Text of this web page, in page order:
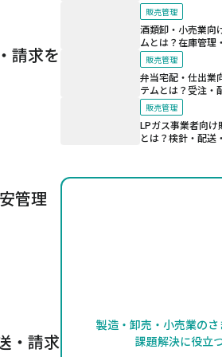
請求を
管理
・請求
法規制対応を支え
販売管理
酒類卸・小売業向
ムとは？在庫管理
対応を効率化する
販売管理
弁当宅配・仕出業
テムとは？受注・
化する仕組み
販売管理
LPガス事業者向け
とは？検針・配送
製造・卸売・小売業の
課題解決に役立